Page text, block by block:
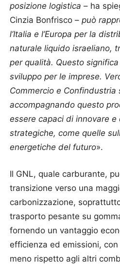
posizione logistica – ha
Cinzia Bonfrisco – può
l’Italia e l’Europa per la
naturale liquido israeliano,
per qualità. Questo
sviluppo per le imprese.
Commercio e Confindustria
accompagnando questo
essere capaci di innovare
strategiche, come quelle
energetiche del futuro».
Il GNL, quale carburante,
transizione verso una
carbonizzazione,
trasporto pesante su
fornendo un vantaggio
efficienza ed emissioni,
meno rispetto agli altri